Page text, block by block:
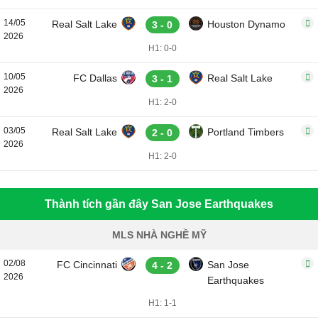
14/05
2026
Real Salt Lake 3 - 0 Houston Dynamo
H1: 0-0
10/05
2026
FC Dallas 3 - 1 Real Salt Lake
H1: 2-0
03/05
2026
Real Salt Lake 2 - 0 Portland Timbers
H1: 2-0
Thành tích gần đây San Jose Earthquakes
MLS NHÀ NGHỀ MỸ
02/08
2026
FC Cincinnati 4 - 2
San Jose
Earthquakes
H1: 1-1